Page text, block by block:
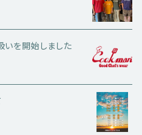
いを開始しました